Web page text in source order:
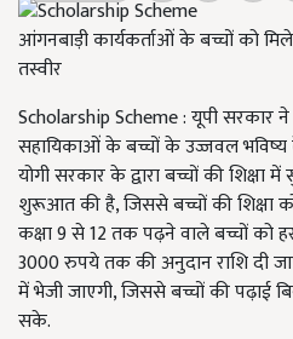
आंगनबाड़ी कार्यकर्ताओं के बच्चों को
तस्वीर
Scholarship Scheme : यूपी सरकार
सहायिकाओं के बच्चों के उज्जवल
योगी सरकार के द्वारा बच्चों की
शुरूआत की है, जिससे बच्चों की शिक्षा
कक्षा 9 से 12 तक पढ़ने वाले बच्चों को
3000 रुपये तक की अनुदान राशि दी
में भेजी जाएगी, जिससे बच्चों की पढ़ाई
सके.